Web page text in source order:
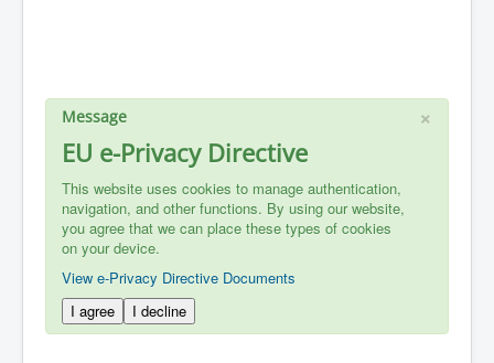
×
Message
EU e-Privacy Directive
This website uses cookies to manage authentication,
navigation, and other functions. By using our website,
you agree that we can place these types of cookies
on your device.
View e-Privacy Directive Documents
I agree
I decline